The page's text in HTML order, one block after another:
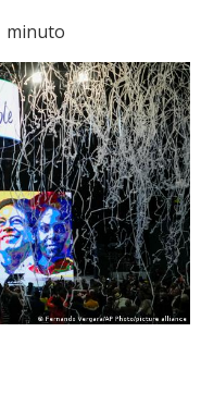
minuto